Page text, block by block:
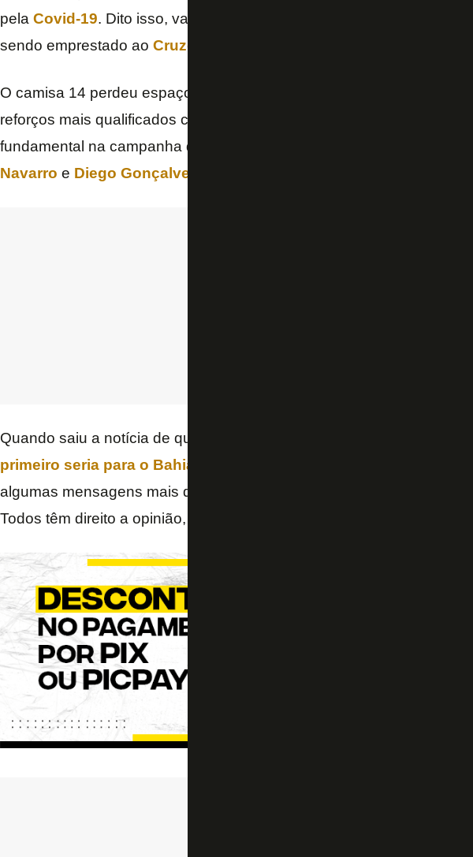
pela Covid-19. Dito isso, vale aqui uma mensagem de gratidão ao
sendo emprestado ao Cruzeiro
O camisa 14 perdeu espaço no atual elenco alvinegro, o que é
reforços mais qualificados chegam. Mas isso não exclui o passado.
fundamental na campanha do acesso em 2021, ao lado de nomes
Navarro e Diego Gonçalves
Quando saiu a notícia de que Chay estaria de malas prontas para
primeiro seria para o Bahia
algumas mensagens mais desgostosas sobre o jogador por parte da
Todos têm direito a opinião, mas algumas críticas parecem injustas.